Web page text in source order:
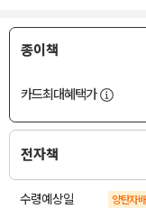
종이책
카드최대혜택가
전자책
수령예상일 양탄자